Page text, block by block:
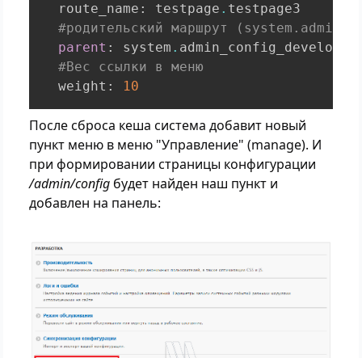
  route_name
: testpage . testpage3
#родительский маршрут
parent : system .
#Вес ссылки в меню
  weight
: 10
После сброса кеша система добавит новый
пункт меню в меню "Управление" (manage). И
при формировании страницы конфигурации
/admin/config будет найден наш пункт и
добавлен на панель: